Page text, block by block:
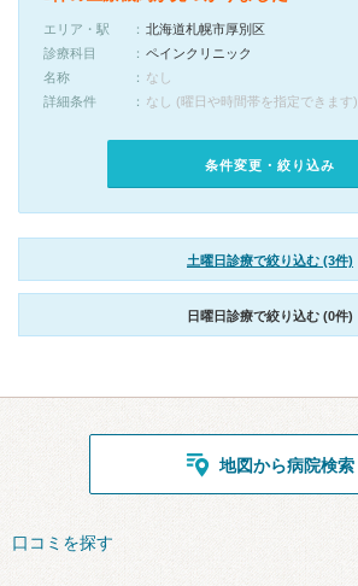
エリア・駅
北海道札幌市厚別区
診療科目
ペインクリニック
名称
なし
詳細条件
なし (曜日や時間帯を指定できます)
条件変更・絞り込み
土曜日診療で絞り込む (3件)
日曜日診療で絞り込む (0件)
地図から病院検索
口コミを探す